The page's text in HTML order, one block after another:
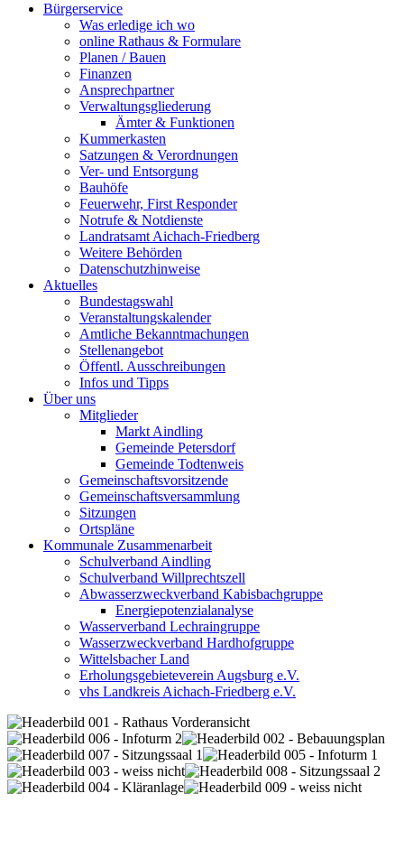
Bürgerservice
Was erledige ich wo
online Rathaus & Formulare
Planen / Bauen
Finanzen
Ansprechpartner
Verwaltungsgliederung
Ämter & Funktionen
Kummerkasten
Satzungen & Verordnungen
Ver- und Entsorgung
Bauhöfe
Feuerwehr, First Responder
Notrufe & Notdienste
Landratsamt Aichach-Friedberg
Weitere Behörden
Datenschutzhinweise
Aktuelles
Bundestagswahl
Veranstaltungskalender
Amtliche Bekanntmachungen
Stellenangebot
Öffentl. Ausschreibungen
Infos und Tipps
Über uns
Mitglieder
Markt Aindling
Gemeinde Petersdorf
Gemeinde Todtenweis
Gemeinschaftsvorsitzende
Gemeinschaftsversammlung
Sitzungen
Ortspläne
Kommunale Zusammenarbeit
Schulverband Aindling
Schulverband Willprechtszell
Abwasserzweckverband Kabisbachgruppe
Energiepotenzialanalyse
Wasserverband Lechraingruppe
Wasserzweckverband Hardhofgruppe
Wittelsbacher Land
Erholungsgebieteverein Augsburg e.V.
vhs Landkreis Aichach-Friedberg e.V.